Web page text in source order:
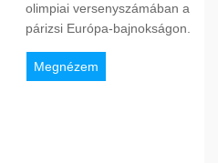
olimpiai versenyszámában a
párizsi Európa-bajnokságon.
Megnézem